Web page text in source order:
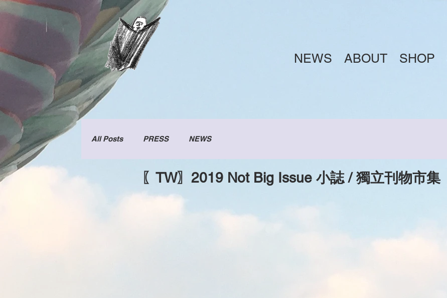
NEWS ABOUT SHOP
All Posts PRESS NEWS
〖TW〗2019 Not Big Issue 小誌 / 獨立刊物市集